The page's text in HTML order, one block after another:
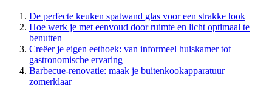
De perfecte keuken spatwand glas voor een strakke look
Hoe werk je met eenvoud door ruimte en licht optimaal te
benutten
Creëer je eigen eethoek: van informeel huiskamer tot
gastronomische ervaring
Barbecue-renovatie: maak je buitenkookapparatuur
zomerklaar